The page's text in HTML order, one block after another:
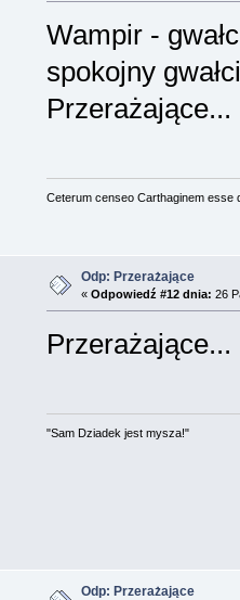
Wampir -
spokojny
Przerażające...
Ceterum censeo Carthaginem esse
Odp: Przerażające
« Odpowiedź #12 dnia: 26
Przerażające...
"Sam Dziadek jest mysza!"
Odp: Przerażające